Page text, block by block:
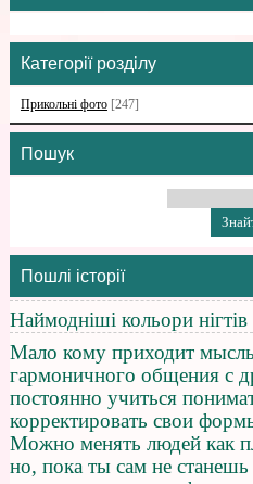
Категорії розділу
Прикольні фото [247]
Пошук
Пошлі історії